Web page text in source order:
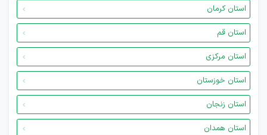
استان کرمان
استان قم
استان مرکزی
استان خوزستان
استان زنجان
استان همدان